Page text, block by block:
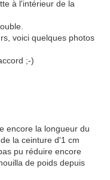
à l'intérieur de la
voici quelques photos
;-)
encore la longueur du
la ceinture d'1 cm
pu réduire encore
de poids depuis